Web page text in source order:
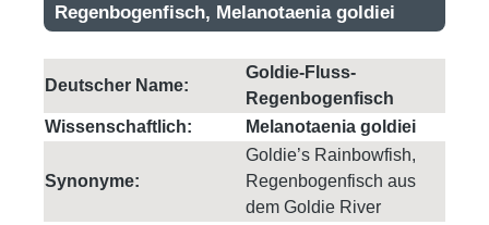
Regenbogenfisch, Melanotaenia goldiei
Deutscher Name:
Goldie-Fluss-
Regenbogenfisch
Wissenschaftlich:
Melanotaenia goldiei
Synonyme:
Goldie’s Rainbowfish,
Regenbogenfisch aus
dem Goldie River